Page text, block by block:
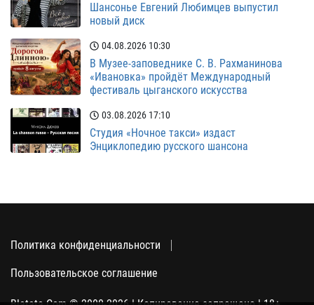
Шансонье Евгений Любимцев выпустил
новый диск
04.08.2026 10:30
В Музее-заповеднике С. В. Рахманинова
«Ивановка» пройдёт Международный
фестиваль цыганского искусства
03.08.2026 17:10
Студия «Ночное такси» издаст
Энциклопедию русского шансона
Политика конфиденциальности
Пользовательское соглашение